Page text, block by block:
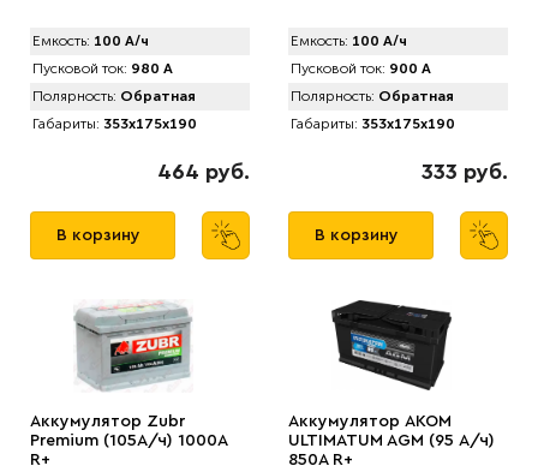
Емкость: 100 А/ч
Пусковой ток: 980 А
Полярность: Обратная
Габариты: 353x175x190
464 руб.
В корзину
Емкость: 100 А/ч
Пусковой ток: 900 А
Полярность: Обратная
Габариты: 353x175x190
333 руб.
В корзину
Аккумулятор Zubr
Premium (105А/ч) 1000А
R+
Аккумулятор AКОМ
ULTIMATUM AGM (95 А/ч)
850А R+